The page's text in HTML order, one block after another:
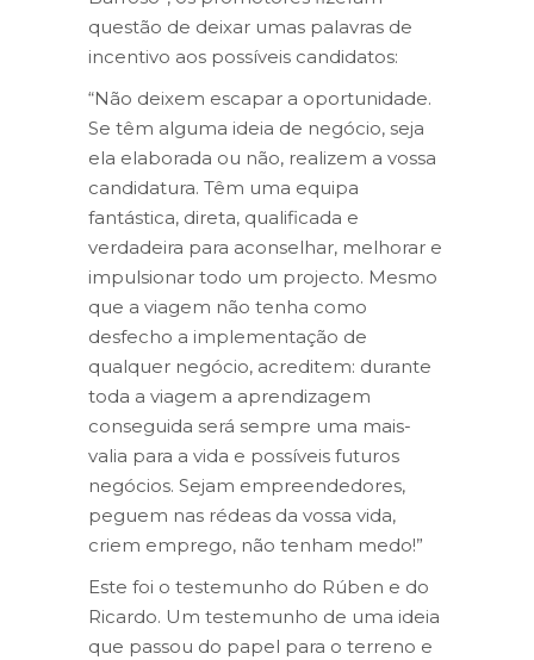
questão de deixar umas palavras de
incentivo aos possíveis candidatos:
“Não deixem escapar a oportunidade.
Se têm alguma ideia de negócio, seja
ela elaborada ou não, realizem a vossa
candidatura. Têm uma equipa
fantástica, direta, qualificada e
verdadeira para aconselhar, melhorar e
impulsionar todo um projecto. Mesmo
que a viagem não tenha como
desfecho a implementação de
qualquer negócio, acreditem: durante
toda a viagem a aprendizagem
conseguida será sempre uma mais-
valia para a vida e possíveis futuros
negócios. Sejam empreendedores,
peguem nas rédeas da vossa vida,
criem emprego, não tenham medo!”
Este foi o testemunho do Rúben e do
Ricardo. Um testemunho de uma ideia
que passou do papel para o terreno e